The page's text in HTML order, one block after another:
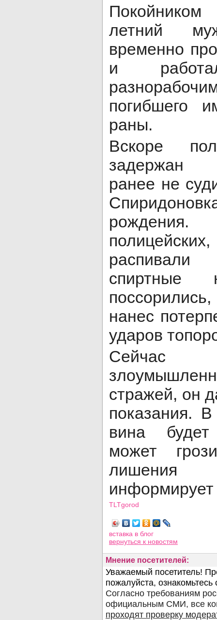
летний
временно
и
погибшего
раны.
Вскоре
задержан
ранее не
спиртные
нанес
ударов
Сейчас
стражей, он
показания.
вина
может
TLTgorod
вставка в блог
вернуться к новостям
Мнение посетителей: